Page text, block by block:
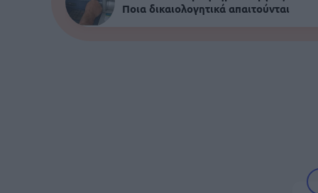
Ποια δικαιολογητικά απαιτούνται